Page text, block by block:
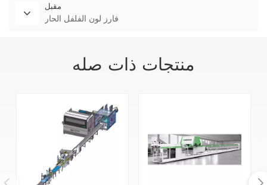
مقبل
فارز لون الفلفل الحار
منتجات ذات صله